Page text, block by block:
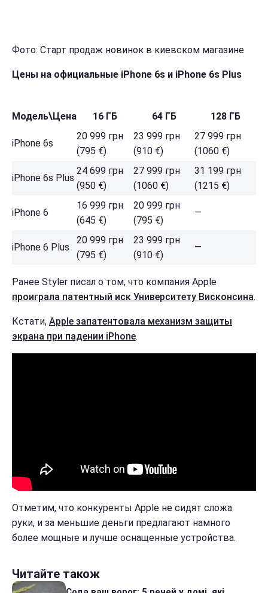
Фото: Старт продаж новинок в киевском магазине
Цены на официальные iPhone 6s и iPhone 6s Plus
Модель\Цена 16 ГБ 64 ГБ 128 ГБ
iPhone 6s
20 999 грн
(795 €)
23 999 грн
(910 €)
27 999 грн
(1060 €)
iPhone 6s Plus
24 699 грн
(950 €)
27 999 грн
(1060 €)
31 199 грн
(1215 €)
iPhone 6
16 999 грн
(645 €)
20 999 грн
(795 €)
—
iPhone 6 Plus
20 999 грн
(795 €)
23 999 грн
(910 €)
—
Ранее Styler писал о том, что компания Apple
проиграла патентный иск Университету Висконсина.
Кстати, Apple запатентовала механизм защиты
экрана при падении iPhone.
Отметим, что конкуренты Apple не сидят сложа
руки, и за меньшие деньги предлагают намного
более мощные и лучше оснащенные устройства.
Читайте також